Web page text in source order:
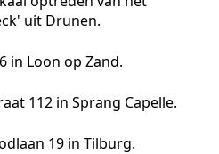
uit Drunen.
in Loon op Zand.
112 in Sprang Capelle.
19 in Tilburg.